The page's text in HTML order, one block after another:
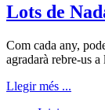
Lots de
Com cada any,
agradarà rebre-us
Llegir més ...